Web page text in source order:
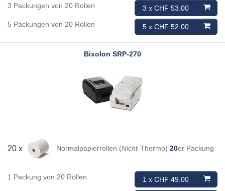
3 x CHF 53.00
3 Packungen von 20 Rollen
5 x CHF 52.00
5 Packungen von 20 Rollen
Bixolon SRP-270
20 x Normalpapierrollen (Nicht-Thermo) 20er Packung
1 x CHF 49.00
1 Packung von 20 Rollen